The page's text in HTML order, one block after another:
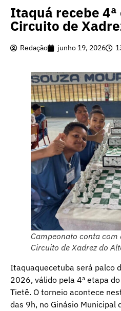
Itaquá recebe 4ª
Circuito de
Redação junho 19, 2026
Campeonato conta com
Circuito de Xadrez do
Itaquaquecetuba será palco
2026, válido pela 4ª etapa
Tietê. O torneio acontece
das 9h, no Ginásio Municipal